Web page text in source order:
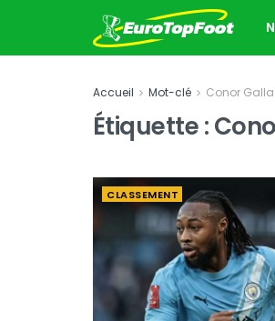
Accueil Mot-clé Conor
Étiquette :
CLASSEMENT